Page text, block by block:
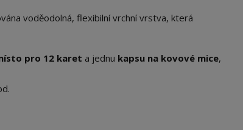
voděodolná, flexibilní vrchní vrstva, která
pro 12 karet a jednu kapsu na kovové mice,